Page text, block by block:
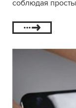
соблюдая